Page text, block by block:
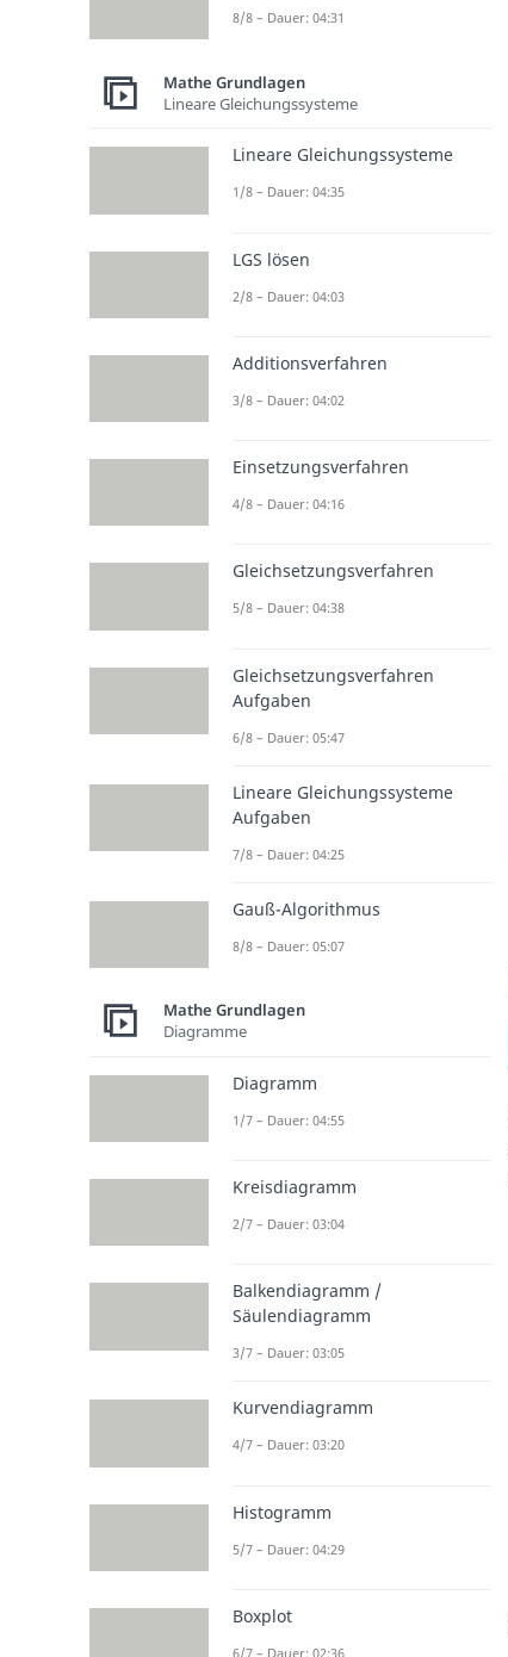
8/8 – Dauer: 04:31
Mathe Grundlagen
Lineare Gleichungssysteme
Lineare Gleichungssysteme
1/8 – Dauer: 04:35
LGS lösen
2/8 – Dauer: 04:03
Additionsverfahren
3/8 – Dauer: 04:02
Einsetzungsverfahren
4/8 – Dauer: 04:16
Gleichsetzungsverfahren
5/8 – Dauer: 04:38
Gleichsetzungsverfahren
Aufgaben
6/8 – Dauer: 05:47
Lineare Gleichungssysteme
Aufgaben
7/8 – Dauer: 04:25
Gauß-Algorithmus
8/8 – Dauer: 05:07
Mathe Grundlagen
Diagramme
Diagramm
1/7 – Dauer: 04:55
Kreisdiagramm
2/7 – Dauer: 03:04
Balkendiagramm /
Säulendiagramm
3/7 – Dauer: 03:05
Kurvendiagramm
4/7 – Dauer: 03:20
Histogramm
5/7 – Dauer: 04:29
Boxplot
6/7 – Dauer: 02:36